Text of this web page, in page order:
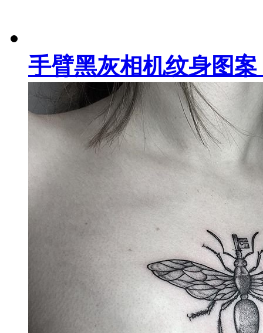
手臂黑灰相机纹身图案